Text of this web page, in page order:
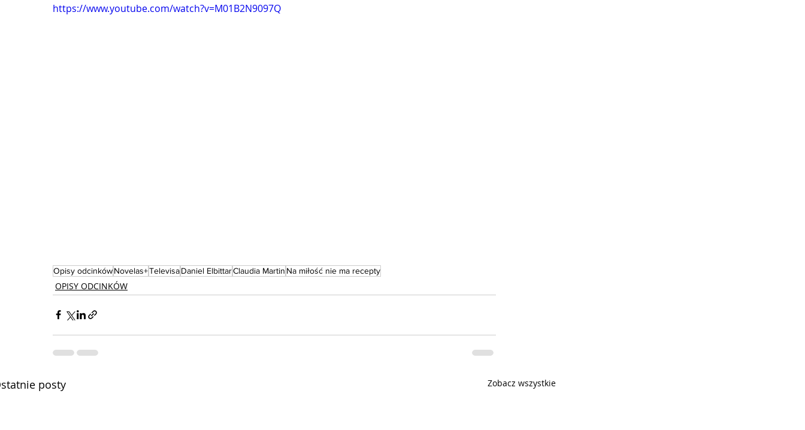
https://www.youtube.com/watch?v=M01B2N9097Q
Opisy odcinkówNovelas+TelevisaDaniel ElbittarClaudia Martin Na miłość nie ma recepty
OPISY ODCINKÓW
posty Zobacz wszystkie